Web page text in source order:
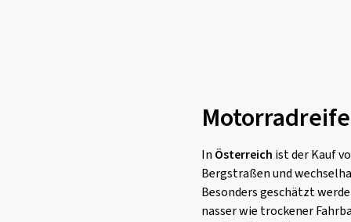
In Österreich ist der Kauf
Bergstraßen und
Besonders geschätzt
nasser wie trockener